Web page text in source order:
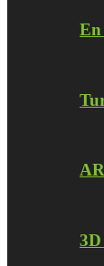
En
3D